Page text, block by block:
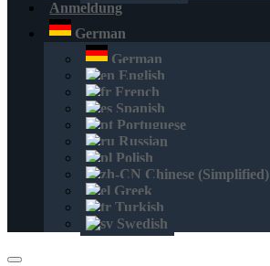
Anmeldung
German
German
English
French
Spanish
Portuguese
Russian
Polish
Chinese (Simplified)
Greek
Turkish
Swedish